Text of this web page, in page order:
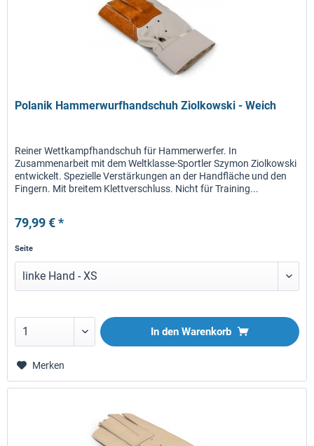
Polanik Hammerwurfhandschuh Ziolkowski - Weich
Reiner Wettkampfhandschuh für Hammerwerfer. In
Zusammenarbeit mit dem Weltklasse-Sportler Szymon Ziolkowski
entwickelt. Spezielle Verstärkungen an der Handfläche und den
Fingern. Mit breitem Klettverschluss. Nicht für Training...
79,99 € *
Seite
In den Warenkorb
Merken